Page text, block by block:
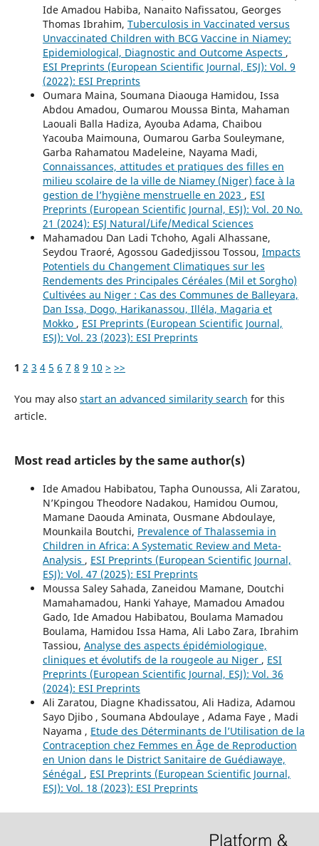
Ide Amadou Habiba, Nanaito Nafissatou, Georges
Thomas Ibrahim, Tuberculosis in Vaccinated versus
Unvaccinated Children with BCG Vaccine in Niamey:
Epidemiological, Diagnostic and Outcome Aspects ,
ESI Preprints (European Scientific Journal, ESJ): Vol. 9
(2022): ESI Preprints
Oumara Maina, Soumana Diaouga Hamidou, Issa
Abdou Amadou, Oumarou Moussa Binta, Mahaman
Laouali Balla Hadiza, Ayouba Adama, Chaibou
Yacouba Maimouna, Oumarou Garba Souleymane,
Garba Rahamatou Madeleine, Nayama Madi,
Connaissances, attitudes et pratiques des filles en
milieu scolaire de la ville de Niamey (Niger) face à la
gestion de l’hygiène menstruelle en 2023 , ESI
Preprints (European Scientific Journal, ESJ): Vol. 20 No.
21 (2024): ESJ Natural/Life/Medical Sciences
Mahamadou Dan Ladi Tchoho, Agali Alhassane,
Seydou Traoré, Agossou Gadedjissou Tossou, Impacts
Potentiels du Changement Climatiques sur les
Rendements des Principales Céréales (Mil et Sorgho)
Cultivées au Niger : Cas des Communes de Balleyara,
Dan Issa, Dogo, Harikanassou, Illéla, Magaria et
Mokko , ESI Preprints (European Scientific Journal,
ESJ): Vol. 23 (2023): ESI Preprints
1 2 3 4 5 6 7 8 9 10 > >>
You may also start an advanced similarity search for this
article.
Most read articles by the same author(s)
Ide Amadou Habibatou, Tapha Ounoussa, Ali Zaratou,
N’Kpingou Theodore Nadakou, Hamidou Oumou,
Mamane Daouda Aminata, Ousmane Abdoulaye,
Mounkaila Boutchi, Prevalence of Thalassemia in
Children in Africa: A Systematic Review and Meta-
Analysis , ESI Preprints (European Scientific Journal,
ESJ): Vol. 47 (2025): ESI Preprints
Moussa Saley Sahada, Zaneidou Mamane, Doutchi
Mamahamadou, Hanki Yahaye, Mamadou Amadou
Gado, Ide Amadou Habibatou, Boulama Mamadou
Boulama, Hamidou Issa Hama, Ali Labo Zara, Ibrahim
Tassiou, Analyse des aspects épidémiologique,
cliniques et évolutifs de la rougeole au Niger , ESI
Preprints (European Scientific Journal, ESJ): Vol. 36
(2024): ESI Preprints
Ali Zaratou, Diagne Khadissatou, Ali Hadiza, Adamou
Sayo Djibo , Soumana Abdoulaye , Adama Faye , Madi
Nayama , Etude des Déterminants de l’Utilisation de la
Contraception chez Femmes en Âge de Reproduction
en Union dans le District Sanitaire de Guédiawaye,
Sénégal , ESI Preprints (European Scientific Journal,
ESJ): Vol. 18 (2023): ESI Preprints